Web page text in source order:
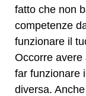
fatto che non
competenze
funzionare il
Occorre avere
far funzionare
diversa.